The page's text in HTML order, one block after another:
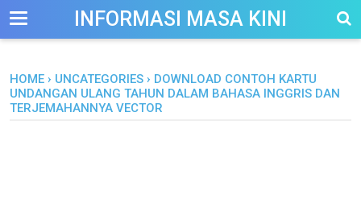
--> INFORMASI MASA KINI
HOME › UNCATEGORIES › DOWNLOAD CONTOH KARTU
UNDANGAN ULANG TAHUN DALAM BAHASA INGGRIS DAN
TERJEMAHANNYA VECTOR